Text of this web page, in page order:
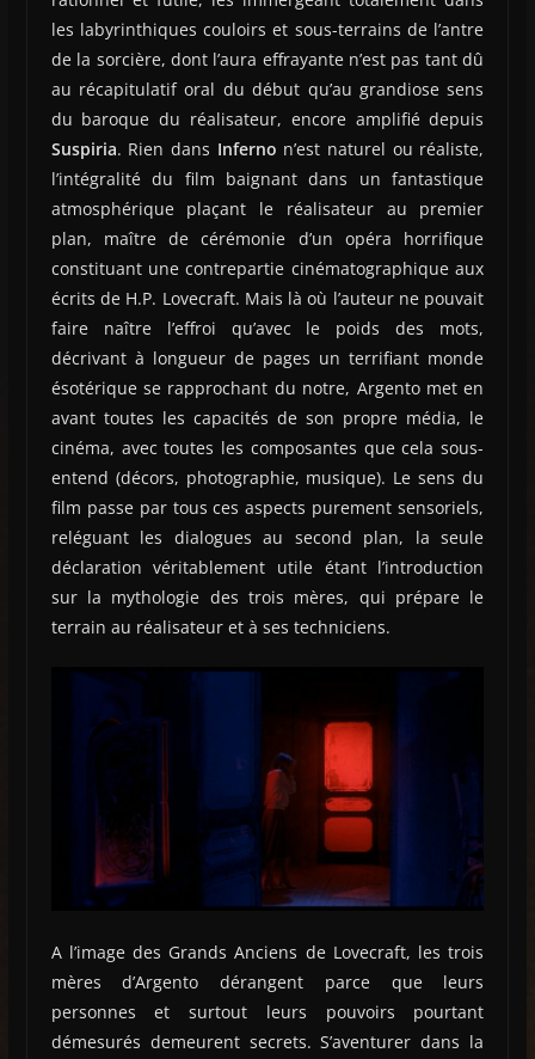
les labyrinthiques couloirs et sous-terrains de l’antre
de la sorcière, dont l’aura effrayante n’est pas tant dû
au récapitulatif oral du début qu’au grandiose sens
du baroque du réalisateur, encore amplifié depuis
Suspiria. Rien dans Inferno n’est naturel ou réaliste,
l’intégralité du film baignant dans un fantastique
atmosphérique plaçant le réalisateur au premier
plan, maître de cérémonie d’un opéra horrifique
constituant une contrepartie cinématographique aux
écrits de H.P. Lovecraft. Mais là où l’auteur ne pouvait
faire naître l’effroi qu’avec le poids des mots,
décrivant à longueur de pages un terrifiant monde
ésotérique se rapprochant du notre, Argento met en
avant toutes les capacités de son propre média, le
cinéma, avec toutes les composantes que cela sous-
entend (décors, photographie, musique). Le sens du
film passe par tous ces aspects purement sensoriels,
reléguant les dialogues au second plan, la seule
déclaration véritablement utile étant l’introduction
sur la mythologie des trois mères, qui prépare le
terrain au réalisateur et à ses techniciens.
A l’image des Grands Anciens de Lovecraft, les trois
mères d’Argento dérangent parce que leurs
personnes et surtout leurs pouvoirs pourtant
démesurés demeurent secrets. S’aventurer dans la